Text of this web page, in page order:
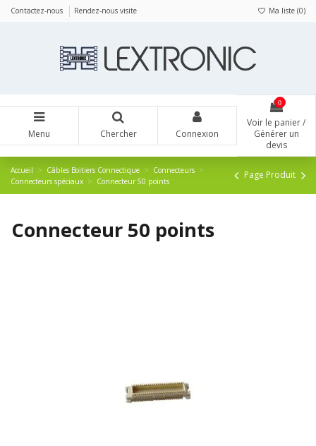
Contactez-nous Rendez-nous visite Ma liste (0)
Menu Chercher Connexion
0
Voir le panier /
Générer un
devis
Accueil Câbles Boitiers Connectique
Connecteurs
Connecteurs spéciaux
Connecteur 50 points
Page Produit
Connecteur 50 points
Panneau de gestion des cookies